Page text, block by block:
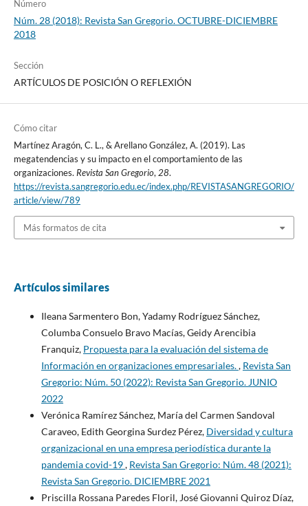
Número
Núm. 28 (2018): Revista San Gregorio. OCTUBRE-DICIEMBRE
2018
Sección
ARTÍCULOS DE POSICIÓN O REFLEXIÓN
Cómo citar
Martínez Aragón, C. L., & Arellano González, A. (2019). Las
megatendencias y su impacto en el comportamiento de las
organizaciones. Revista San Gregorio, 28.
https://revista.sangregorio.edu.ec/index.php/REVISTASANGREGORIO/
article/view/789
Más formatos de cita
Artículos similares
Ileana Sarmentero Bon, Yadamy Rodríguez Sánchez,
Columba Consuelo Bravo Macías, Geidy Arencibia
Franquiz, Propuesta para la evaluación del sistema de
Información en organizaciones empresariales., Revista San
Gregorio: Núm. 50 (2022): Revista San Gregorio. JUNIO
2022
Verónica Ramírez Sánchez, María del Carmen Sandoval
Caraveo, Edith Georgina Surdez Pérez, Diversidad y cultura
organizacional en una empresa periodística durante la
pandemia covid-19, Revista San Gregorio: Núm. 48 (2021):
Revista San Gregorio. DICIEMBRE 2021
Priscilla Rossana Paredes Floril, José Giovanni Quiroz Díaz,